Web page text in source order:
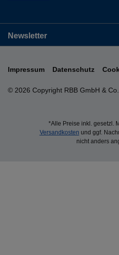
Newsletter
© 2026 Copyright RBB GmbH &
Impressum Datenschutz
*Alle Preise inkl. gesetzl.
Versandkosten und ggf.
nicht anders